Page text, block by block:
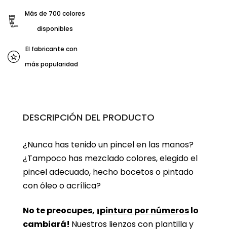
Más de 700 colores
disponibles
El fabricante con
más popularidad
DESCRIPCIÓN DEL PRODUCTO
¿Nunca has tenido un pincel en las manos?
¿Tampoco has mezclado colores, elegido el
pincel adecuado, hecho bocetos o pintado
con óleo o acrílica?
No te preocupes, ¡pintura por númeroslo
cambiará! Nuestros lienzos con plantilla y